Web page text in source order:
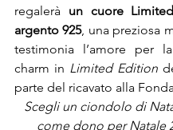
regalerà un cuore
argento 925, una preziosa
testimonia l’amore per
charm in Limited Edition
parte del ricavato alla
Scegli un ciondolo di
come dono per Natale